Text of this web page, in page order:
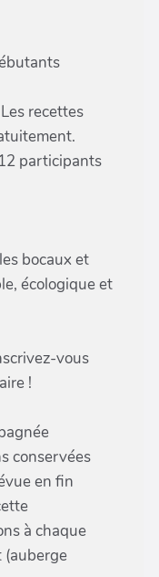
recettes
participants
bocaux et
écologique et
vous
!
conservées
en fin
à chaque